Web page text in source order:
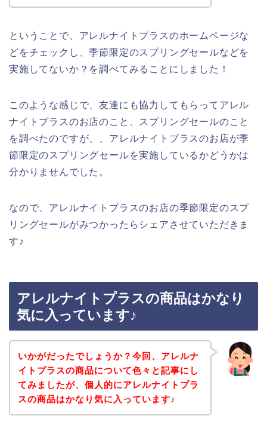
ということで、アレルナイトプラスのホームページな
どをチェックし、季節限定のスプリングセールなどを
実施してないか？を調べてみることにしました！
このような感じで、友達にも協力してもらってアレル
ナイトプラスのお店のこと、スプリングセールのこと
を調べたのですが、、アレルナイトプラスのお店が季
節限定のスプリングセールを実施しているかどうかは
分かりませんでした。
なので、アレルナイトプラスのお店の季節限定のスプ
リングセールがみつかったらシェアさせていただきま
す♪
アレルナイトプラスの商品はかなり
気に入っています♪
いかがだったでしょうか？今回、アレルナ
イトプラスの商品について色々と記事にし
てみましたが、個人的にアレルナイトプラ
スの商品はかなり気に入っています♪